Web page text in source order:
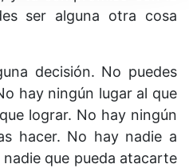
ser alguna otra cosa
decisión. No puedes
hay ningún lugar al que
lograr. No hay ningún
hacer. No hay nadie a
que pueda atacarte